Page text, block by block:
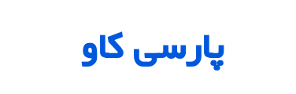
پارسی كاو